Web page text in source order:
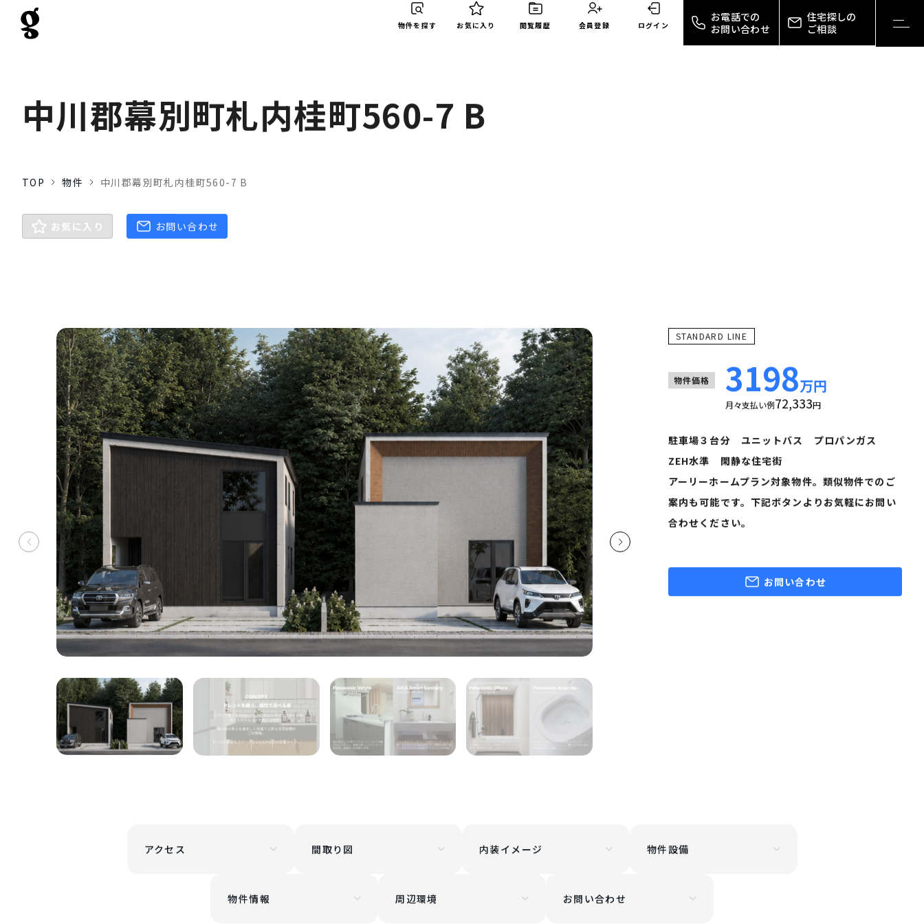
物件を探す お気に入り 閲覧履歴 会員登録 ログイン
お電話での
お問い合わせ
住宅探しの
ご相談
toggle
中川郡幕別町札内桂町560-7 B
TOP 物件 中川郡幕別町札内桂町560-7 B
お気に入り お問い合わせ
STANDARD LINE
物件価格 3198万円
月々支払い例 72,333円
駐車場３台分 ユニットバス プロパンガス
ZEH水準 閑静な住宅街
アーリーホームプラン対象物件。類似物件でのご
案内も可能です。下記ボタンよりお気軽にお問い
合わせください。
お問い合わせ
アクセス 間取り図 内装イメージ 物件設備
物件情報 周辺環境 お問い合わせ